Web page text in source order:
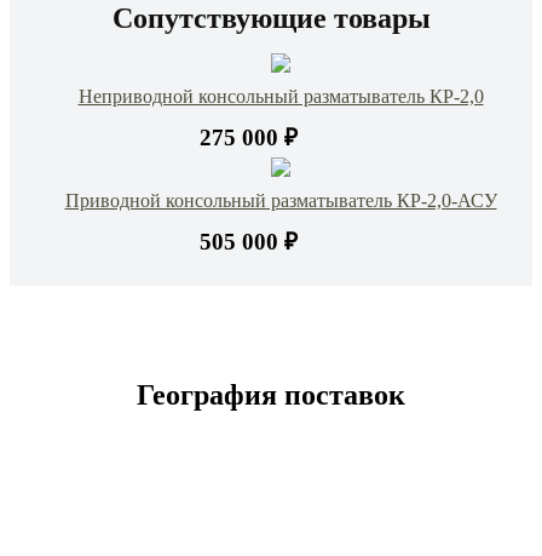
Сопутствующие товары
Неприводной консольный разматыватель КР-2,0
275 000 ₽
Приводной консольный разматыватель КР-2,0-АСУ
505 000 ₽
География поставок